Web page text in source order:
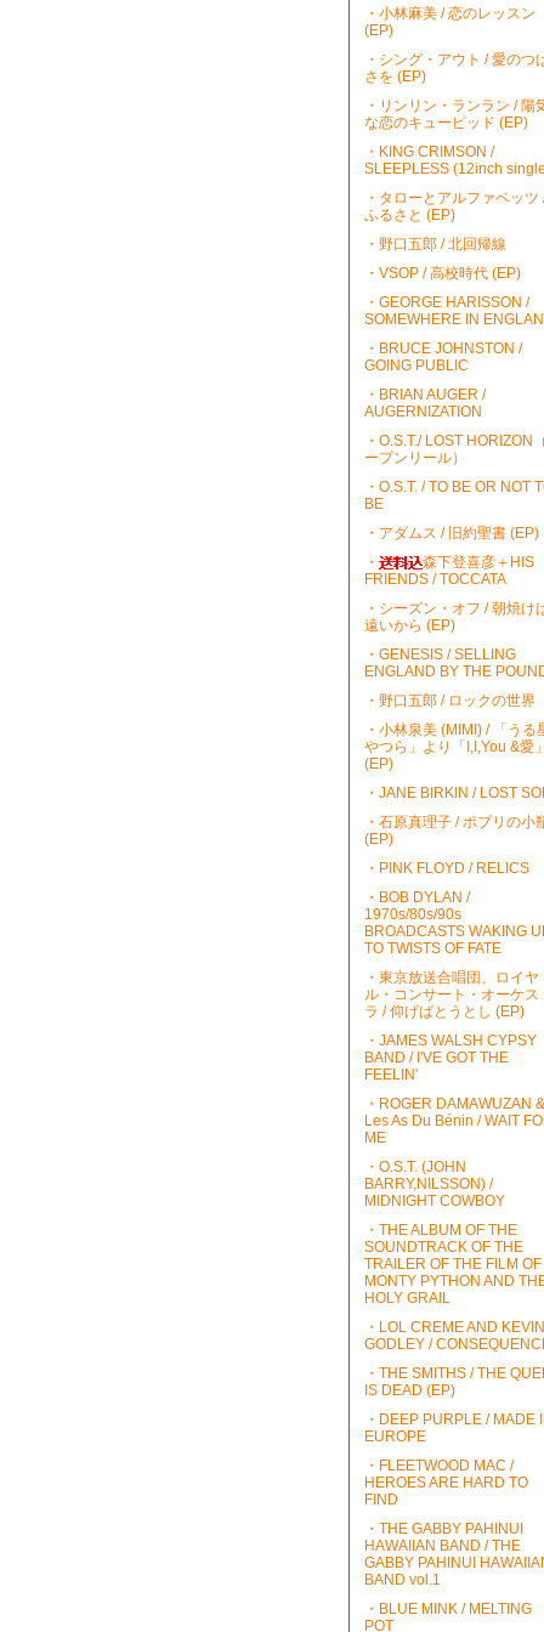
・小林麻美 / 恋のレッスン
(EP)
・シング・アウト / 愛のつ
さを (EP)
・リンリン・ランラン / 陽
な恋のキューピッド (EP)
・KING CRIMSON /
SLEEPLESS (12inch
・タローとアルファベッツ
ふるさと (EP)
・野口五郎 / 北回帰線
・VSOP / 高校時代 (EP)
・GEORGE HARISSON /
SOMEWHERE IN
・BRUCE JOHNSTON /
GOING PUBLIC
・BRIAN AUGER /
AUGERNIZATION
・O.S.T./ LOST HORIZON
ープンリール）
・O.S.T. / TO BE OR NOT
BE
・アダムス / 旧約聖書 (EP)
・
森下登喜彦＋HIS
FRIENDS / TOCCATA
・シーズン・オフ / 朝焼け
遠いから (EP)
・GENESIS / SELLING
ENGLAND BY THE
・野口五郎 / ロックの世界
・小林泉美 (MIMI) / 「うる
やつら」より「I,I,You &愛」
(EP)
・JANE BIRKIN / LOST
・石原真理子 / ポプリの小
(EP)
・PINK FLOYD / RELICS
・BOB DYLAN /
1970s/80s/90s
BROADCASTS WAKING
TO TWISTS OF FATE
・東京放送合唱団、ロイヤ
ル・コンサート・オーケス
ラ / 仰げばとうとし (EP)
・JAMES WALSH CYPSY
BAND / I'VE GOT THE
FEELIN'
・ROGER DAMAWUZAN &
Les As Du Bénin / WAIT
ME
・O.S.T. (JOHN
BARRY,NILSSON) /
MIDNIGHT COWBOY
・THE ALBUM OF THE
SOUNDTRACK OF THE
TRAILER OF THE FILM OF
MONTY PYTHON AND
HOLY GRAIL
・LOL CREME AND KEVIN
GODLEY /
・THE SMITHS / THE
IS DEAD (EP)
・DEEP PURPLE / MADE
EUROPE
・FLEETWOOD MAC /
HEROES ARE HARD TO
FIND
・THE GABBY PAHINUI
HAWAIIAN BAND / THE
GABBY PAHINUI
BAND vol.1
・BLUE MINK / MELTING
POT